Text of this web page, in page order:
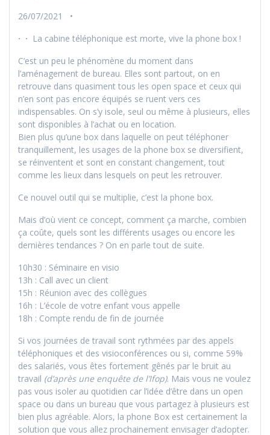
26/07/2021 •
· · La cabine téléphonique est morte, vive la phone box !
C’est un peu le phénomène du moment dans
l’aménagement de bureau. Elles sont partout, on en
retrouve dans quasiment tous les open space et ceux qui
n’en sont pas encore équipés se ruent vers ces
indispensables. On s’y isole, seul ou même à plusieurs, elles
sont disponibles à l’achat ou en location.
Bien plus qu’une box dans laquelle on peut téléphoner
tranquillement, les usages de la phone box se diversifient,
se réinventent et sont en constant changement, tout
comme les lieux dans lesquels on peut les retrouver.
Ce nouvel outil qui se multiplie, c’est la phone box.
Mais d’où vient ce concept, comment ça marche, combien
ça coûte, quels sont les différents usages ou encore les
dernières tendances ? On en parle tout de suite.
10h30 : Séminaire en visio
13h : Call avec un client
15h : Réunion avec des collègues
16h : L’école de votre enfant vous appelle
18h : Compte rendu de fin de journée
Si vos journées de travail sont rythmées par des appels
téléphoniques et des visioconférences ou si, comme 59%
des salariés, vous êtes fortement gênés par le bruit au
travail (d’après une enquête de l’Ifop). Mais vous ne voulez
pas vous isoler au quotidien car l’idée d’être dans un open
space ou dans un bureau que vous partagez à plusieurs est
bien plus agréable. Alors, la phone Box est certainement la
solution que vous allez prochainement envisager d’adopter.